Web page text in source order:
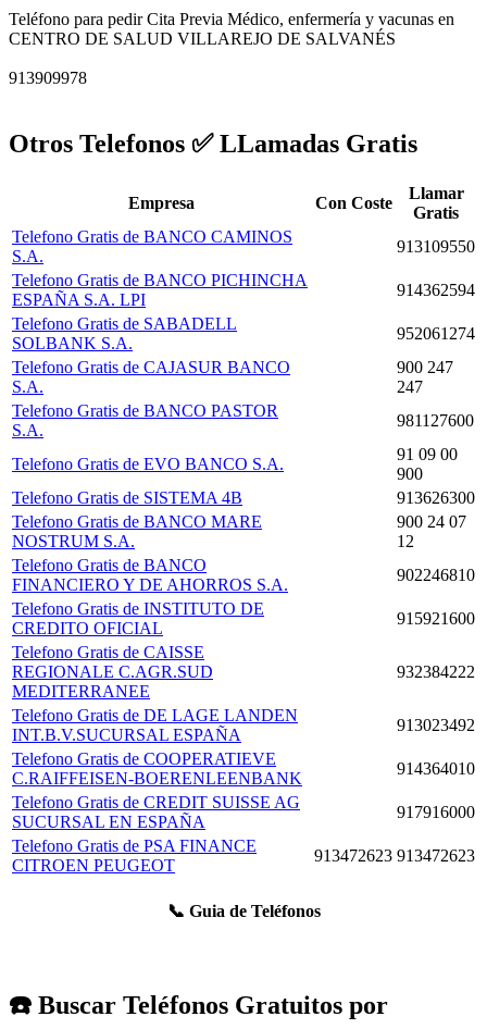
Teléfono para pedir Cita Previa Médico, enfermería y vacunas en
CENTRO DE SALUD VILLAREJO DE SALVANÉS
913909978
Otros Telefonos ✅ LLamadas Gratis
Empresa Con Coste
Llamar
Gratis
Telefono Gratis de BANCO CAMINOS
S.A.
913109550
Telefono Gratis de BANCO PICHINCHA
ESPAÑA S.A. LPI
914362594
Telefono Gratis de SABADELL
SOLBANK S.A.
952061274
Telefono Gratis de CAJASUR BANCO
S.A.
900 247
247
Telefono Gratis de BANCO PASTOR
S.A.
981127600
Telefono Gratis de EVO BANCO S.A.
91 09 00
900
Telefono Gratis de SISTEMA 4B
913626300
Telefono Gratis de BANCO MARE
NOSTRUM S.A.
900 24 07
12
Telefono Gratis de BANCO
FINANCIERO Y DE AHORROS S.A.
902246810
Telefono Gratis de INSTITUTO DE
CREDITO OFICIAL
915921600
Telefono Gratis de CAISSE
REGIONALE C.AGR.SUD
MEDITERRANEE
932384222
Telefono Gratis de DE LAGE LANDEN
INT.B.V.SUCURSAL ESPAÑA
913023492
Telefono Gratis de COOPERATIEVE
C.RAIFFEISEN-BOERENLEENBANK
914364010
Telefono Gratis de CREDIT SUISSE AG
SUCURSAL EN ESPAÑA
917916000
Telefono Gratis de PSA FINANCE
CITROEN PEUGEOT
913472623 913472623
📞 Guia de Teléfonos
☎️ Buscar Teléfonos Gratuitos por